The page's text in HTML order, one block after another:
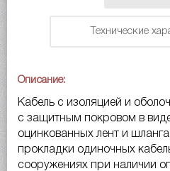
Технические
Описание:
Кабель с изоляцией и
с защитным покровом в
оцинкованных лент и
прокладки одиночных
сооружениях при наличии